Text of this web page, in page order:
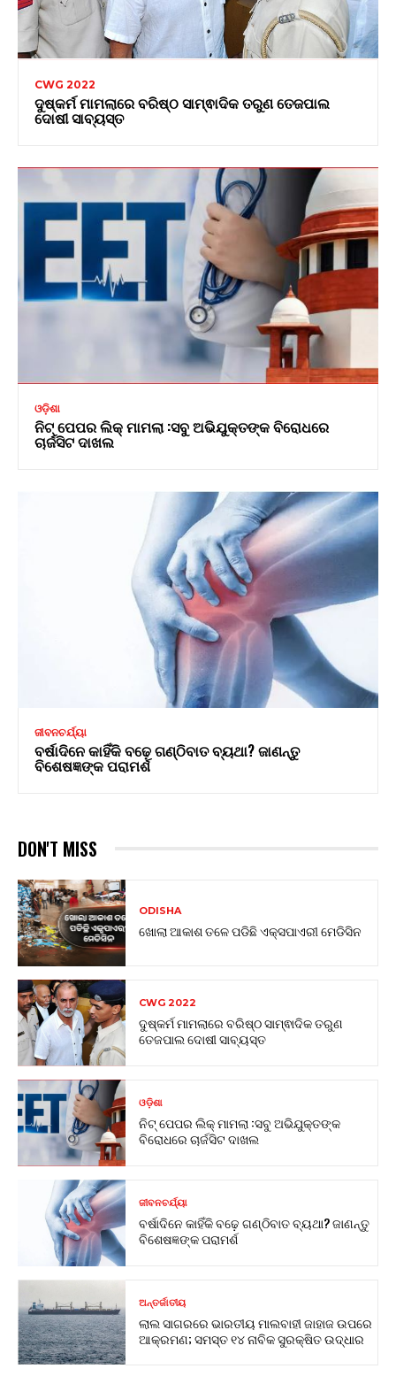
CWG 2022
ଦୁଷ୍କର୍ମ ମାମଲାରେ ବରିଷ୍ଠ ସାମ୍ଵାଦିକ ତରୁଣ ତେଜପାଲ
ଦୋଷୀ ସାବ୍ୟସ୍ତ
ଓଡ଼ିଶା
ନିଟ୍ ପେପର ଲିକ୍ ମାମଲା :ସବୁ ଅଭିଯୁକ୍ତଙ୍କ ବିରୋଧରେ
ଚାର୍ଜସିଟ ଦାଖଲ
ଜୀବନଚର୍ଯ୍ୟା
ବର୍ଷାଦିନେ କାହିଁକି ବଢ଼େ ଗଣ୍ଠିବାତ ବ୍ୟଥା? ଜାଣନ୍ତୁ
ବିଶେଷଜ୍ଞଙ୍କ ପରାମର୍ଶ
DON'T MISS
ODISHA
ଖୋଲା ଆକାଶ ତଳେ ପଡିଛି ଏକ୍ସପାଏରୀ ମେଡିସିନ
CWG 2022
ଦୁଷ୍କର୍ମ ମାମଲାରେ ବରିଷ୍ଠ ସାମ୍ଵାଦିକ ତରୁଣ
ତେଜପାଲ ଦୋଷୀ ସାବ୍ୟସ୍ତ
ଓଡ଼ିଶା
ନିଟ୍ ପେପର ଲିକ୍ ମାମଲା :ସବୁ ଅଭିଯୁକ୍ତଙ୍କ
ବିରୋଧରେ ଚାର୍ଜସିଟ ଦାଖଲ
ଜୀବନଚର୍ଯ୍ୟା
ବର୍ଷାଦିନେ କାହିଁକି ବଢ଼େ ଗଣ୍ଠିବାତ ବ୍ୟଥା? ଜାଣନ୍ତୁ
ବିଶେଷଜ୍ଞଙ୍କ ପରାମର୍ଶ
ଅନ୍ତର୍ଜାତୀୟ
ଲାଲ ସାଗରରେ ଭାରତୀୟ ମାଲବାହୀ ଜାହାଜ ଉପରେ
ଆକ୍ରମଣ; ସମସ୍ତ ୧୪ ନାବିକ ସୁରକ୍ଷିତ ଉଦ୍ଧାର